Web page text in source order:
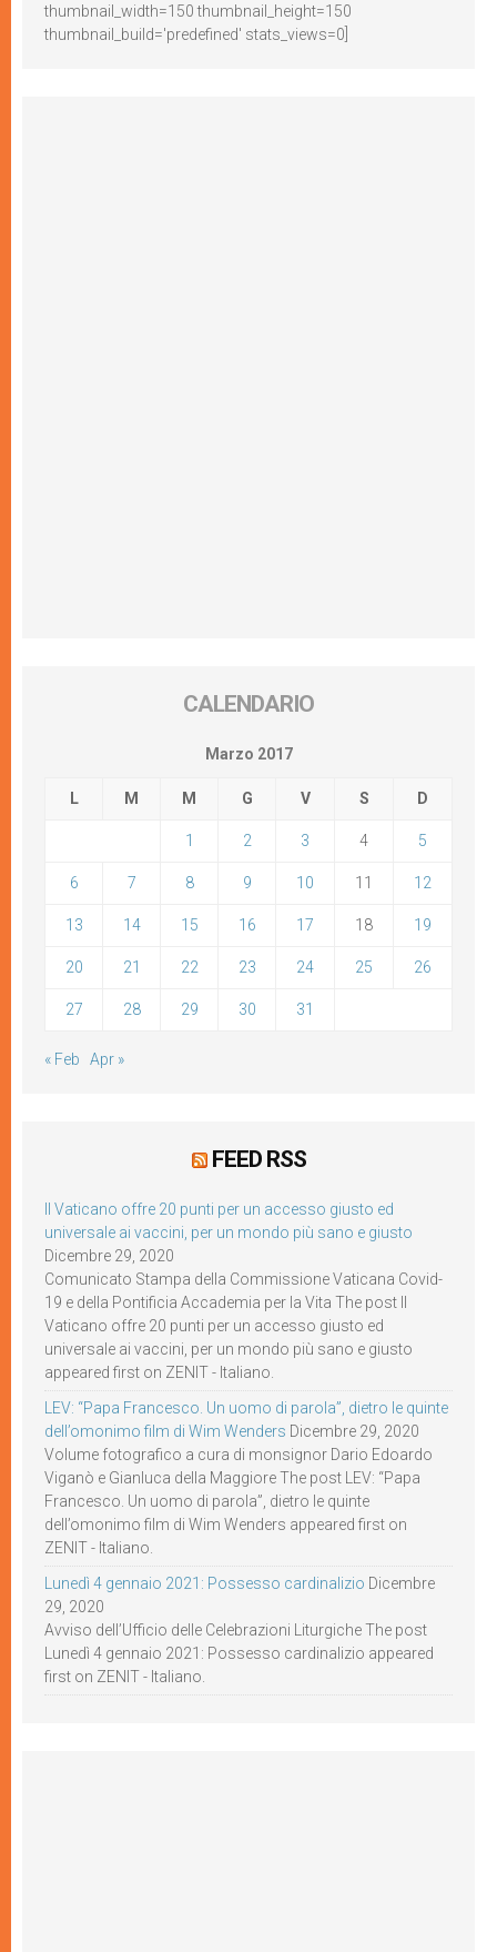
thumbnail_width=150 thumbnail_height=150
thumbnail_build='predefined' stats_views=0]
CALENDARIO
Marzo 2017
L M M G V S D
1 2 3 4 5
6 7 8 9 10 11 12
13 14 15 16 17 18 19
20 21 22 23 24 25 26
27 28 29 30 31
« Feb Apr »
FEED RSS
Il Vaticano offre 20 punti per un accesso giusto ed
universale ai vaccini, per un mondo più sano e giusto
Dicembre 29, 2020
Comunicato Stampa della Commissione Vaticana Covid-
19 e della Pontificia Accademia per la Vita The post Il
Vaticano offre 20 punti per un accesso giusto ed
universale ai vaccini, per un mondo più sano e giusto
appeared first on ZENIT - Italiano.
LEV: “Papa Francesco. Un uomo di parola”, dietro le quinte
dell’omonimo film di Wim Wenders Dicembre 29, 2020
Volume fotografico a cura di monsignor Dario Edoardo
Viganò e Gianluca della Maggiore The post LEV: “Papa
Francesco. Un uomo di parola”, dietro le quinte
dell’omonimo film di Wim Wenders appeared first on
ZENIT - Italiano.
Lunedì 4 gennaio 2021: Possesso cardinalizio Dicembre
29, 2020
Avviso dell’Ufficio delle Celebrazioni Liturgiche The post
Lunedì 4 gennaio 2021: Possesso cardinalizio appeared
first on ZENIT - Italiano.